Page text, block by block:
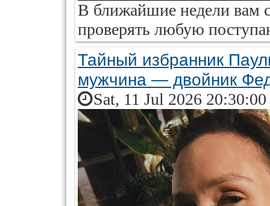
В ближайшие недели вам
проверять любую
Тайный избранник
мужчина — двойник
Sat, 11 Jul 2026